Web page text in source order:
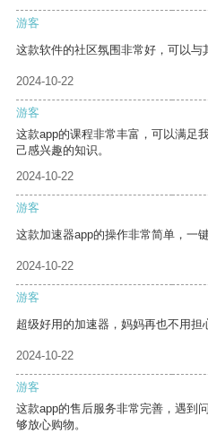
游客
这款软件的社区氛围非常好，可以与
2024-10-22
游客
这款app的课程非常丰富，可以满足
己感兴趣的知识。
2024-10-22
游客
这款加速器app的操作非常简单，一
2024-10-22
游客
超级好用的加速器，妈妈再也不用担
2024-10-22
游客
这款app的售后服务非常完善，遇到
够放心购物。